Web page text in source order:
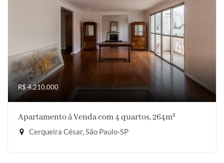
R$ 4.210.000
Apartamento à Venda com 4 quartos, 264m²
Cerqueira César, São Paulo-SP